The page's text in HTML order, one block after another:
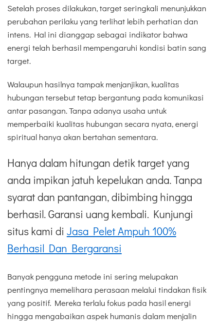
Setelah proses dilakukan, target seringkali menunjukkan
perubahan perilaku yang terlihat lebih perhatian dan
intens. Hal ini dianggap sebagai indikator bahwa
energi telah berhasil mempengaruhi kondisi batin sang
target.
Walaupun hasilnya tampak menjanjikan, kualitas
hubungan tersebut tetap bergantung pada komunikasi
antar pasangan. Tanpa adanya usaha untuk
memperbaiki kualitas hubungan secara nyata, energi
spiritual hanya akan bertahan sementara.
Hanya dalam hitungan detik target yang
anda impikan jatuh kepelukan anda. Tanpa
syarat dan pantangan, dibimbing hingga
berhasil. Garansi uang kembali. Kunjungi
situs kami di Jasa Pelet Ampuh 100%
Berhasil Dan Bergaransi
Banyak pengguna metode ini sering melupakan
pentingnya memelihara perasaan melalui tindakan fisik
yang positif. Mereka terlalu fokus pada hasil energi
hingga mengabaikan aspek humanis dalam menjalin